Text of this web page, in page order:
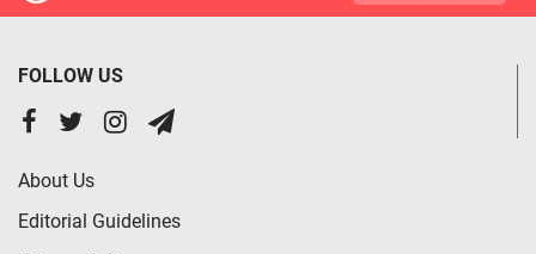
FOLLOW US
About Us
Editorial Guidelines